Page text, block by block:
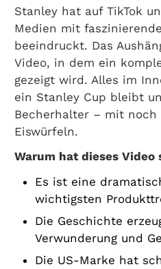
Stanley hat auf TikTok
Medien mit
beeindruckt. Das
Video, in dem ein
gezeigt wird. Alles im
ein Stanley Cup bleibt
Becherhalter – mit noch
Eiswürfeln.
Warum hat dieses
Es ist eine
wichtigsten
Die Geschichte
Verwunderung und
Die US-Marke hat